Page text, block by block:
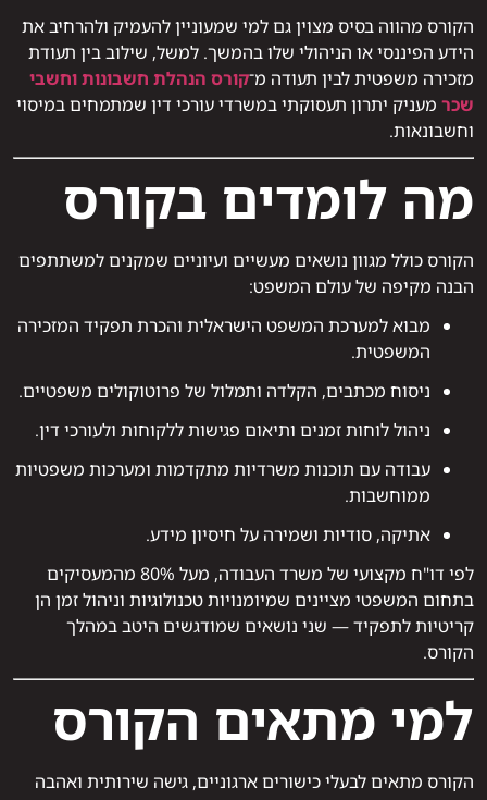
הקורס מהווה בסיס מצוין גם למי שמעוניין להעמיק ולהרחיב את
הידע הפיננסי או הניהולי שלו בהמשך. למשל, שילוב בין תעודת
מזכירה משפטית לבין תעודה מ־קורס הנהלת חשבונות וחשבי
שכר מעניק יתרון תעסוקתי במשרדי עורכי דין שמתמחים במיסוי
וחשבונאות.
מה לומדים בקורס
הקורס כולל מגוון נושאים מעשיים ועיוניים שמקנים למשתתפים
הבנה מקיפה של עולם המשפט:
מבוא למערכת המשפט הישראלית והכרת תפקיד המזכירה
המשפטית.
ניסוח מכתבים, הקלדה ותמלול של פרוטוקולים משפטיים.
ניהול לוחות זמנים ותיאום פגישות ללקוחות ולעורכי דין.
עבודה עם תוכנות משרדיות מתקדמות ומערכות משפטיות
ממוחשבות.
אתיקה, סודיות ושמירה על חיסיון מידע.
לפי דו"ח מקצועי של משרד העבודה, מעל 80% מהמעסיקים
בתחום המשפטי מציינים שמיומנויות טכנולוגיות וניהול זמן הן
קריטיות לתפקיד — שני נושאים שמודגשים היטב במהלך
הקורס.
למי מתאים הקורס
הקורס מתאים לבעלי כישורים ארגוניים, גישה שירותית ואהבה